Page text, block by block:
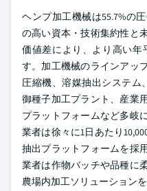
ヘンプ加工機械は55.7%の
の高い資本・技術集約性と
価値差により、より高い年
す。加工機械のラインアッ
圧縮機、溶媒抽出システム
御種子加工プラント、産業
プラットフォームなど多岐
業者は徐々に1日あたり
抽出プラットフォームを採
業者は作物バッチや品種に
農場内加工ソリューション